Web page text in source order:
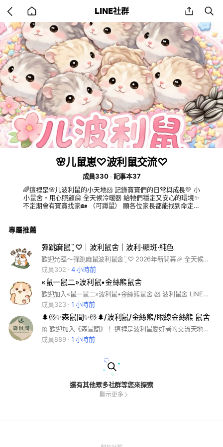
back
to
home
LINE社群 share
🌸儿鼠崽♡波利鼠交流♡
成員330
記事本37
🌈這裡是🌸儿波利鼠的小天地🐹 記錄寶寶們的日常與成長💛 小
小鼠舍・用心照顧🤗 全天候冷暖器 給牠們穩定又安心的環境✨
不定期會有寶寶找家🏡 （可蹲鼠） 願各位家長都能找到命定鼠
麗而珍貴。希望每一隻鼠寶都能在有限的生命裡，能被溫柔呵
專屬推薦
彈跳麻鼠¨̮♡︎｜波利鼠舍｜波利·顯斑·純色
歡迎光臨～彈跳麻鼠波利鼠舍¨̮♡︎ 2026年新開幕🎉 全天候舒適冷暖氣·幸福家養小肥熊🧸 🗒️記事本有找家的鼠鼠喔！！！ 🌽🥦🥕🍠🍗新鮮輔食供應中！！ 📍本舍位於：新北三重 📍可預約至鼠舍參觀挑選與鼠鼠互動🫶 本群為蹲鼠&日常聊天群 歡迎大家加入一起聊天曬鼠、蹲鼠🩷 #波利鼠 #顯斑鼠 #純色鼠 #捲毛波利鼠 #長毛黃金鼠 #金絲熊 #黃金鼠 #倉鼠
成員302
4 小時前
«鼠一鼠二»波利鼠•金絲熊鼠舍
歡迎加入«鼠一鼠二»波利鼠•金絲熊鼠舍 🐹 波利鼠舍 LINE社群 分享鼠寶日常 養鼠知識交流 每週抽零食 不定期抽鼠寶 歡迎曬自家鼠寶❤️ 台南可面交❤️ #波利鼠 #台南 #黃金鼠 #熊鼠
成員323
1 小時前
🌲🐹✨森鼠間✨🐹🌲/波利鼠/金絲熊/眼線金絲熊 鼠舍
🎀 歡迎加入《森鼠間》！ 這裡是波利鼠愛好者的交流天地，無論你是新手還是資深鼠奴，都能一起分享飼養心得、日常萌照，還有最新的波利鼠資訊與交流活動！ ‼️鼠星人大放送‼️ 活動詳情查閱記事本重要公告💗 📌 社群宗旨： ✅ 分享波利鼠日常、飼養技巧 ✅ 提供友善交流、知識互助 ✅ 波利鼠認養、買賣資訊交流 加入官方line瞭解更多崽崽👉@158whwjn 一起打造溫馨的波利鼠大家庭，歡迎你的加入！
成員889
1 小時前
還有其他眾多社群等您來探索
顯示更多